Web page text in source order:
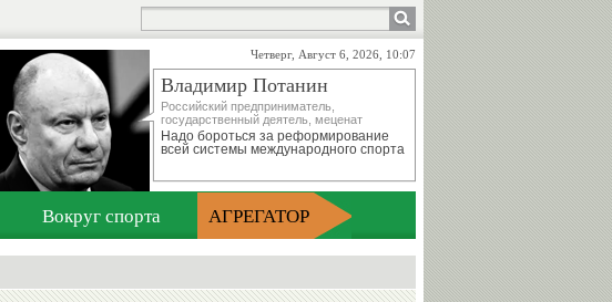
Четверг, Август 6, 2026, 10:07
Владимир Потанин
Российский предприниматель,
государственный деятель, меценат
Надо бороться за реформирование
всей системы международного спорта
Вокруг спорта АГРЕГАТОР